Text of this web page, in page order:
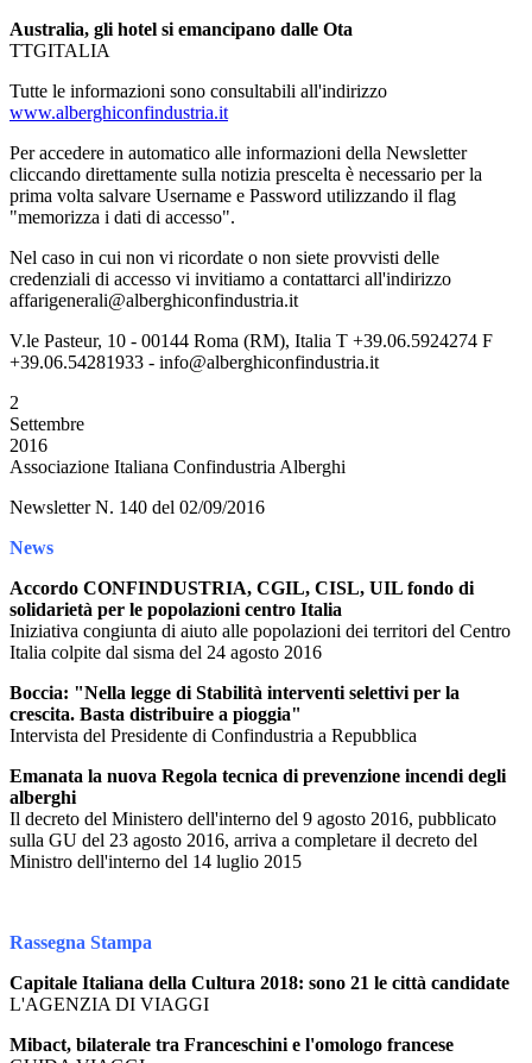
Australia, gli hotel si emancipano dalle Ota
TTGITALIA
Tutte le informazioni sono consultabili all'indirizzo
www.alberghiconfindustria.it
Per accedere in automatico alle informazioni della Newsletter
cliccando direttamente sulla notizia prescelta è necessario per la
prima volta salvare Username e Password utilizzando il flag
"memorizza i dati di accesso".
Nel caso in cui non vi ricordate o non siete provvisti delle
credenziali di accesso vi invitiamo a contattarci all'indirizzo
affarigenerali@alberghiconfindustria.it
V.le Pasteur, 10 - 00144 Roma (RM), Italia T +39.06.5924274 F
+39.06.54281933 - info@alberghiconfindustria.it
2
Settembre
2016
Associazione Italiana Confindustria Alberghi
Newsletter N. 140 del 02/09/2016
News
Accordo CONFINDUSTRIA, CGIL, CISL, UIL fondo di
solidarietà per le popolazioni centro Italia
Iniziativa congiunta di aiuto alle popolazioni dei territori del Centro
Italia colpite dal sisma del 24 agosto 2016
Boccia: "Nella legge di Stabilità interventi selettivi per la
crescita. Basta distribuire a pioggia"
Intervista del Presidente di Confindustria a Repubblica
Emanata la nuova Regola tecnica di prevenzione incendi degli
alberghi
Il decreto del Ministero dell'interno del 9 agosto 2016, pubblicato
sulla GU del 23 agosto 2016, arriva a completare il decreto del
Ministro dell'interno del 14 luglio 2015
Rassegna Stampa
Capitale Italiana della Cultura 2018: sono 21 le città candidate
L'AGENZIA DI VIAGGI
Mibact, bilaterale tra Franceschini e l'omologo francese